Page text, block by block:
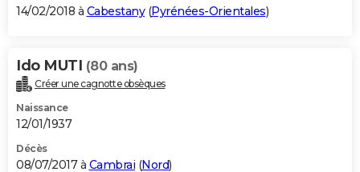
14/02/2018 à Cabestany(Pyrénées-Orientales)
Ido MUTI (80 ans)
Créer une cagnotte obsèques
Naissance
12/01/1937
Décès
08/07/2017 à Cambrai (Nord)